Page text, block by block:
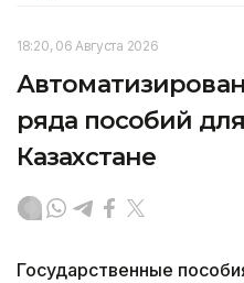
18:20, 06 Августа 2026
ряда пособий
Казахстане
Государственные